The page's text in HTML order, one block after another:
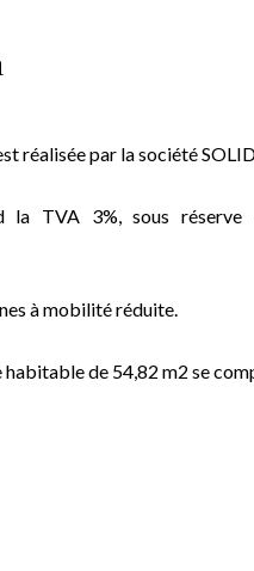
réalisée par la société
TVA 3%, sous réserve
à mobilité réduite.
de 54,82 m2 se